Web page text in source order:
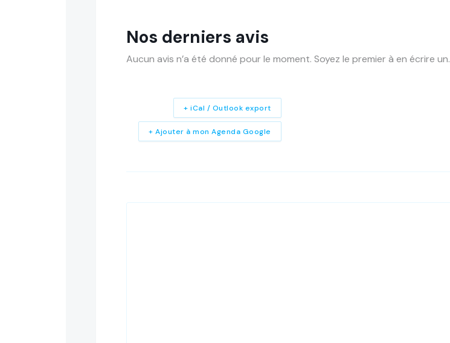
Nos derniers avis
Aucun avis n’a été donné pour le moment. Soyez le premier à en écrire un.
+ Ajouter à mon Agenda Google
+ iCal / Outlook export